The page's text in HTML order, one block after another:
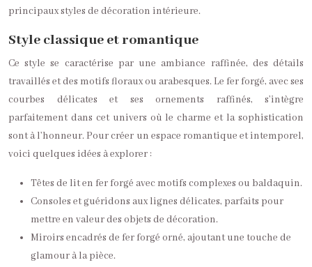
principaux styles de décoration intérieure.
Style classique et romantique
Ce style se caractérise par une ambiance raffinée, des détails
travaillés et des motifs floraux ou arabesques. Le fer forgé, avec ses
courbes délicates et ses ornements raffinés, s’intègre
parfaitement dans cet univers où le charme et la sophistication
sont à l’honneur. Pour créer un espace romantique et intemporel,
voici quelques idées à explorer :
Têtes de lit en fer forgé avec motifs complexes ou baldaquin.
Consoles et guéridons aux lignes délicates, parfaits pour
mettre en valeur des objets de décoration.
Miroirs encadrés de fer forgé orné, ajoutant une touche de
glamour à la pièce.